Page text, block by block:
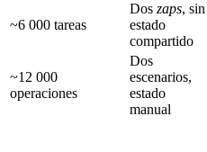
~6 000 tareas
Dos zaps, sin
estado
compartido
~12 000
operaciones
Dos
escenarios,
estado
manual